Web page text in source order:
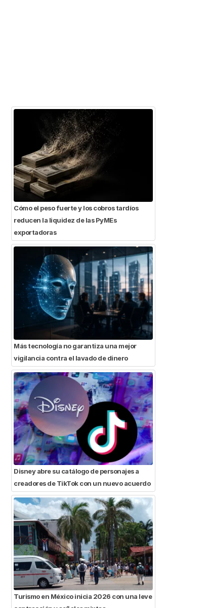
Cómo el peso fuerte y los cobros tardíos
reducen la liquidez de las PyMEs
exportadoras
Más tecnología no garantiza una mejor
vigilancia contra el lavado de dinero
Disney abre su catálogo de personajes a
creadores de TikTok con un nuevo acuerdo
Turismo en México inicia 2026 con una leve